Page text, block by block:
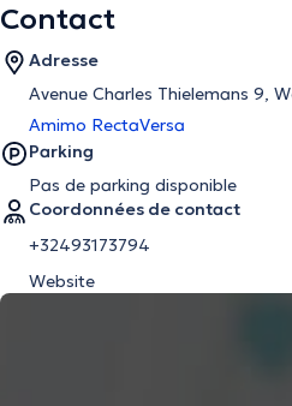
Contact
Adresse
Avenue Charles Thielemans 9,
Amimo RectaVersa
Parking
Pas de parking disponible
Coordonnées de contact
+32493173794
Website